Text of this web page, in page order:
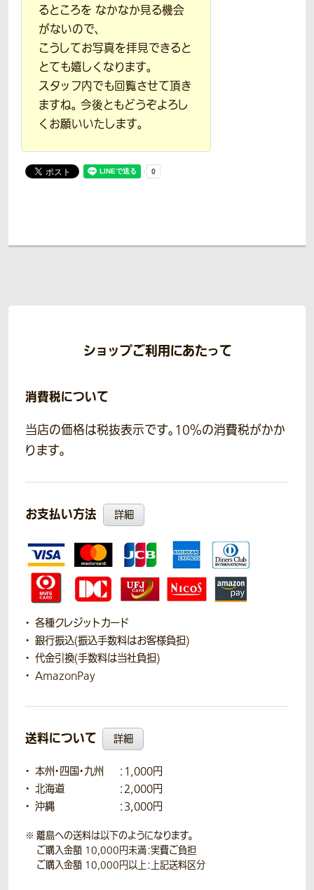
るところを なかなか見る機会
がないので、
こうしてお写真を拝見できると
とても嬉しくなります。
スタッフ内でも回覧させて頂き
ますね。 今後ともどうぞよろし
くお願いいたします。
ショップご利用にあたって
消費税について
当店の価格は税抜表示です。10％の消費税がかか
ります。
お支払い方法 詳細
各種クレジットカード
銀行振込(振込手数料はお客様負担)
代金引換(手数料は当社負担)
AmazonPay
送料について 詳細
本州・四国・九州
：1,000円
北海道
：2,000円
沖縄
：3,000円
離島への送料は以下のようになります。
ご購入金額 10,000円未満：実費ご負担
ご購入金額 10,000円以上：上記送料区分